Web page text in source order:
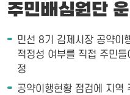
주민배심원단
민선 8기 김제시장 공약이
적정성 여부를 직접 주민
정
공약이행현황 점검에 지역